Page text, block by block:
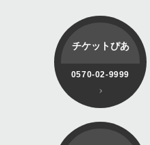
チケットぴあ
0570-02-9999